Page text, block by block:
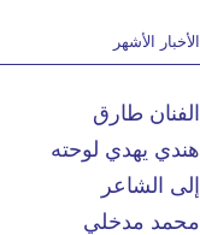
الأخبار الأشهر
الفنان طارق
هندي يهدي لوحته
إلى الشاعر
محمد مدخلي